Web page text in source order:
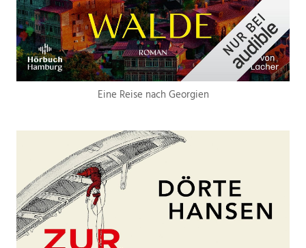
Eine Reise nach Georgien